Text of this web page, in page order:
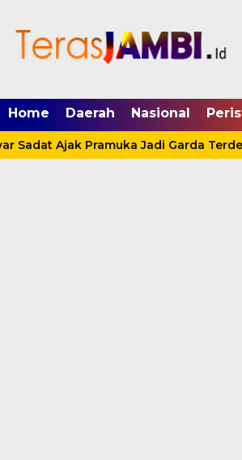
Home Daerah Nasional
Sadat Ajak Pramuka Jadi Garda